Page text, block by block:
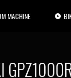
MACHINE